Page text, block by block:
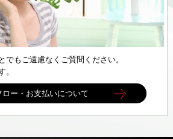
でもご遠慮なくご質問ください。
ー・お支払いについて